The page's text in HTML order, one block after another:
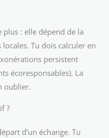
plus : elle dépend de la
Tu dois calculer en
persistent
écoresponsables). La
oublier.
?
d’un échange. Tu